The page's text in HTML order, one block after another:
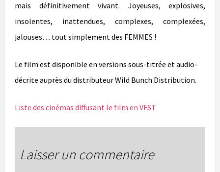
mais définitivement vivant. Joyeuses, explosives,
insolentes, inattendues, complexes, complexées,
jalouses… tout simplement des FEMMES !
Le film est disponible en versions sous-titrée et audio-
décrite auprès du distributeur Wild Bunch Distribution.
Liste des cinémas diffusant le film en VFST
Laisser un commentaire